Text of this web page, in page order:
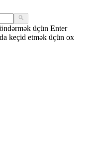
üçün Enter
keçid etmək üçün ox